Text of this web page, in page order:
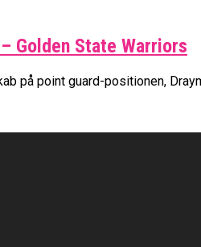
Golden State Warriors
på point guard-positionen,